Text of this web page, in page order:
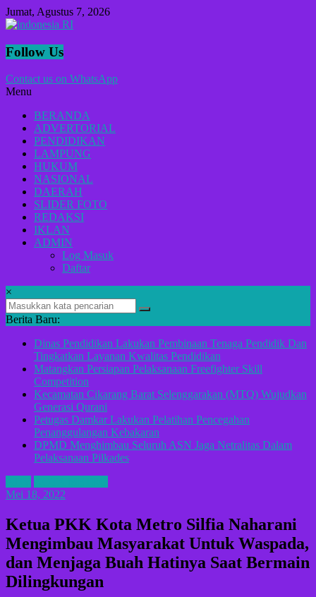
Lompat
ke
Jumat, Agustus 7, 2026
indonesia
Lugas
Menyikap
Berita,Terpercaya
Dan
Tegas
Follow Us
Contact us on WhatsApp
Menu
BERANDA
ADVERTORIAL
PENDIDIKAN
LAMPUNG
HUKUM
NASIONAL
DAERAH
SLIDER FOTO
REDAKSI
IKLAN
ADMIN
Log Masuk
Daftar
×
Berita Baru:
Dinas Pendidikan Lakukan Pembinaan Tenaga Pendidik Dan
Tingkatkan Layanan Kwalitas Pendidikan
Matangkan Persiapan Pelaksanaan Freefighter Skill
Competition
Kecamatan Cikarang Barat Selenggarakan (MTQ) Wujudkan
Generasi Qurani
Petugas Damkar Lakukan Pelatihan Pencegahan
Penanggulangan Kebakaran
DPMD Menghimbau Seluruh ASN Jaga Netralitas Dalam
Pelaksanaan Pilkades
Mei 18, 2022
Ketua PKK Kota Metro Silfia Naharani
Mengimbau Masyarakat Untuk Waspada,
dan Menjaga Buah Hatinya Saat Bermain
Dilingkungan